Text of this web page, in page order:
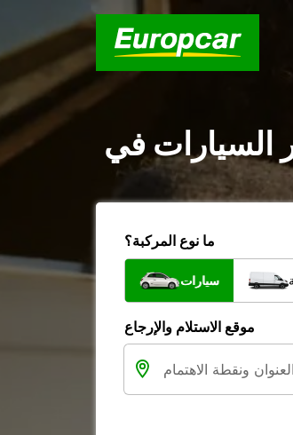
ما نوع المركبة؟
سيارات
موقع الاستلام والإرجاع